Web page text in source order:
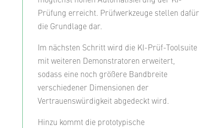
Prüfung erreicht. Prüfwerkzeuge stellen dafür
die Grundlage dar.
Im nächsten Schritt wird die KI-Prüf-Toolsuite
mit weiteren Demonstratoren erweitert,
sodass eine noch größere Bandbreite
verschiedener Dimensionen der
Vertrauenswürdigkeit abgedeckt wird.
Hinzu kommt die prototypische